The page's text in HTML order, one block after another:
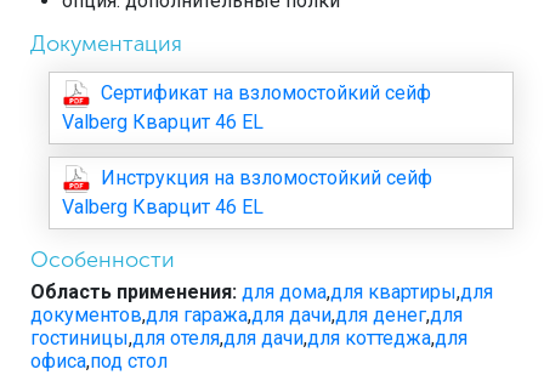
Документация
Сертификат на взломостойкий сейф
Valberg Кварцит 46 EL
Инструкция на взломостойкий сейф
Valberg Кварцит 46 EL
Особенности
Область применения: для дома,для квартиры,для
документов,для гаража,для дачи,для денег,для
гостиницы,для отеля,для дачи,для коттеджа,для
офиса,под стол